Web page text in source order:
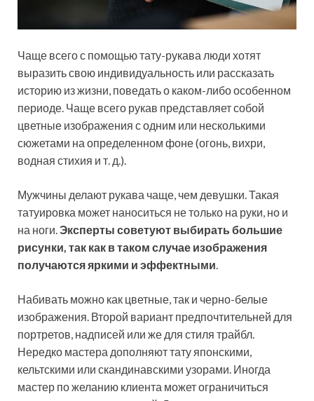
Чаще всего с помощью тату-рукава люди хотят
выразить свою индивидуальность или рассказать
историю из жизни, поведать о каком-либо особенном
периоде. Чаще всего рукав представляет собой
цветные изображения с одним или несколькими
сюжетами на определенном фоне (огонь, вихри,
водная стихия и т. д.).
Мужчины делают рукава чаще, чем девушки. Такая
татуировка может наноситься не только на руки, но и
на ноги.Эксперты советуют выбирать большие
рисунки, так как в таком случае изображения
получаются яркими и эффектными.
Набивать можно как цветные, так и черно-белые
изображения. Второй вариант предпочтительней для
портретов, надписей или же для стиля трайбл.
Нередко мастера дополняют тату японскими,
кельтскими или скандинавскими узорами. Иногда
мастер по желанию клиента может ограничиться